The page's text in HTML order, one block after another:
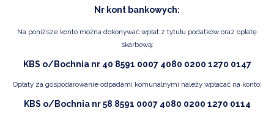
Nr kont bankowych:
Na poniższe konto można dokonywać wpłat z tytułu podatków oraz opłatę
skarbową:
KBS o/Bochnia nr 40 8591 0007 4080 0200 1270 0147
Opłaty za gospodarowanie odpadami komunalnymi należy wpłacać na konto:
KBS o/Bochnia nr 58 8591 0007 4080 0200 1270 0114